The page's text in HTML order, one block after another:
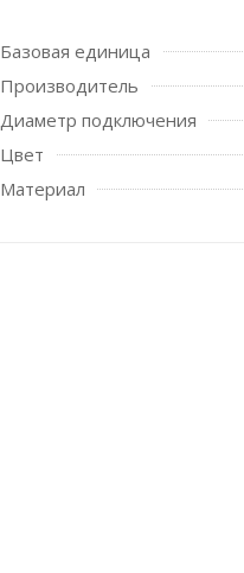
Базовая единица
Производитель
Диаметр подключения
Цвет
Материал
Крепеж стоек для поручня